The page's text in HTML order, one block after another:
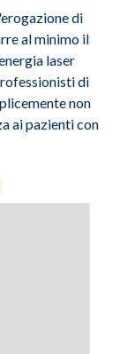
di
al minimo il
laser
di
non
ai pazienti con